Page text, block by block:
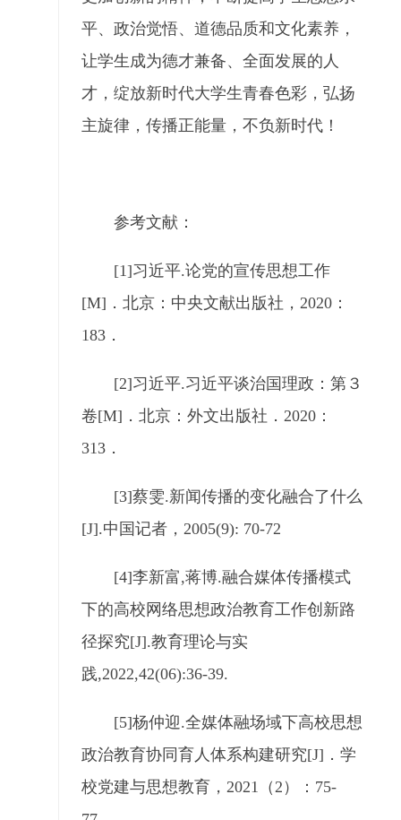
平、政治觉悟、道德品质和文化素养，
让学生成为德才兼备、全面发展的人
才，绽放新时代大学生青春色彩，弘扬
主旋律，传播正能量，不负新时代！
参考文献：
[1]习近平.论党的宣传思想工作
[M]．北京：中央文献出版社，2020：
183．
[2]习近平.习近平谈治国理政：第３
卷[M]．北京：外文出版社．2020：
313．
[3]蔡雯.新闻传播的变化融合了什么
[J].中国记者，2005(9): 70-72
[4]李新富,蒋博.融合媒体传播模式
下的高校网络思想政治教育工作创新路
径探究[J].教育理论与实
践,2022,42(06):36-39.
[5]杨仲迎.全媒体融场域下高校思想
政治教育协同育人体系构建研究[J]．学
校党建与思想教育，2021（2）：75-